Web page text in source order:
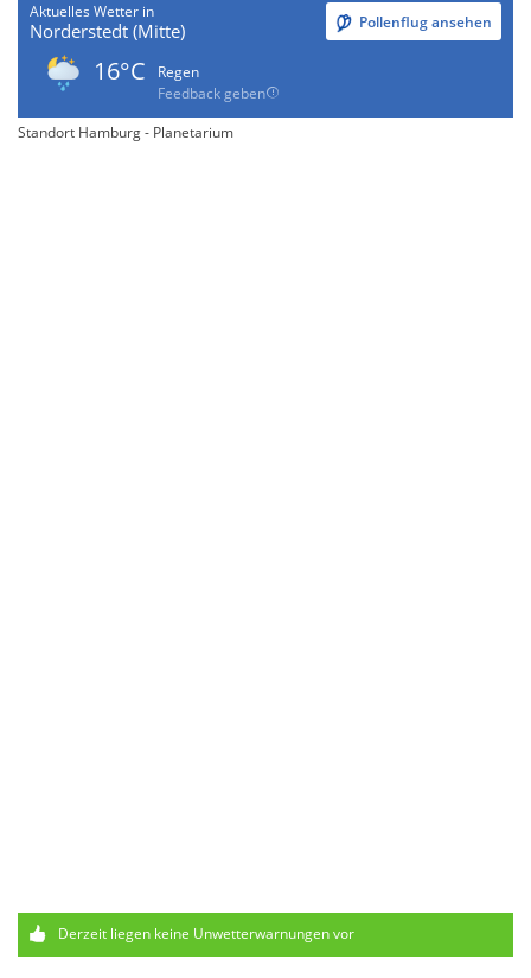
Aktuelles Wetter in
Norderstedt (Mitte) Pollenflug ansehen
16°C
Regen
Feedback geben
Standort Hamburg - Planetarium
Derzeit liegen keine Unwetterwarnungen vor